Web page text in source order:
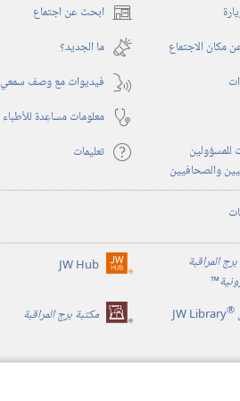
ابحث عن اجتماع (يفتح
نافذة
جديدة)
مكان الاجتماع
ما الجديد؟‏
فيديوات مع وصف سمعي
معلومات مساعِدة للأطباء
للمسؤولين
والصحافيين
تعليمات
المراقبة
™
JW Hub (يفتح
جديدة)
®
JW Library مكتبة برج المراقبة